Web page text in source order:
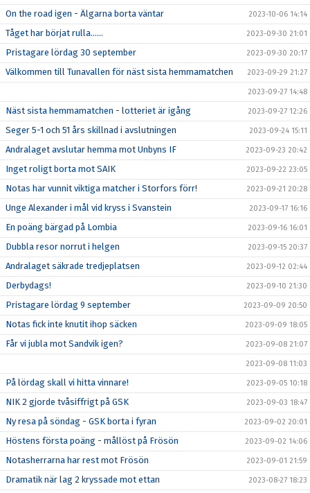
On the road igen - Älgarna borta väntar 2023-10-06 14:14
Tåget har börjat rulla…… 2023-09-30 21:01
Pristagare lördag 30 september 2023-09-30 20:17
Välkommen till Tunavallen för näst sista hemmamatchen 2023-09-29 21:27
2023-09-27 14:48
Näst sista hemmamatchen - lotteriet är igång 2023-09-27 12:26
Seger 5-1 och 51 års skillnad i avslutningen 2023-09-24 15:11
Andralaget avslutar hemma mot Unbyns IF 2023-09-23 20:42
Inget roligt borta mot SAIK 2023-09-22 23:05
Notas har vunnit viktiga matcher i Storfors förr! 2023-09-21 20:28
Unge Alexander i mål vid kryss i Svanstein 2023-09-17 16:16
En poäng bärgad på Lombia 2023-09-16 16:01
Dubbla resor norrut i helgen 2023-09-15 20:37
Andralaget säkrade tredjeplatsen 2023-09-12 02:44
Derbydags! 2023-09-10 21:30
Pristagare lördag 9 september 2023-09-09 20:50
Notas fick inte knutit ihop säcken 2023-09-09 18:05
Får vi jubla mot Sandvik igen? 2023-09-08 21:07
2023-09-08 11:03
På lördag skall vi hitta vinnare! 2023-09-05 10:18
NIK 2 gjorde tvåsiffrigt på GSK 2023-09-03 18:47
Ny resa på söndag - GSK borta i fyran 2023-09-02 20:01
Höstens första poäng - mållöst på Frösön 2023-09-02 14:06
Notasherrarna har rest mot Frösön 2023-09-01 21:59
Dramatik när lag 2 kryssade mot ettan 2023-08-27 18:23